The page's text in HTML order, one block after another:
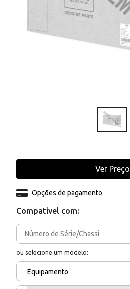
Compativel com:
ou selecione um modelo:
Equipamento
Opções de pagamento
Ver Preço